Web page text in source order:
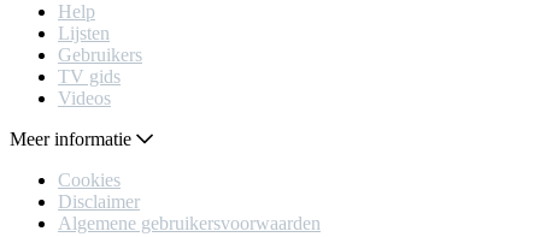
Help
Lijsten
Gebruikers
TV gids
Videos
Meer informatie
Cookies
Disclaimer
Algemene gebruikersvoorwaarden